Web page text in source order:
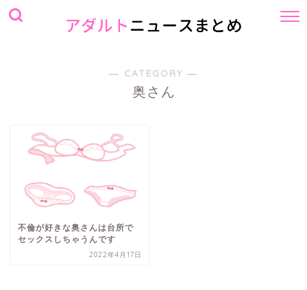
― CATEGORY ―
奥さん
不倫が好きな奥さんは台所で
セックスしちゃうんです
2022年4月17日